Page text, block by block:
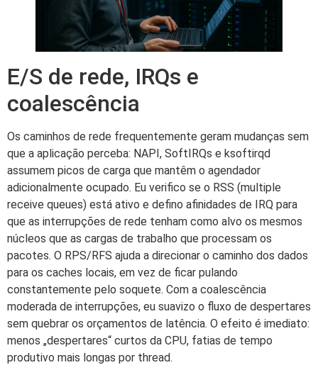
E/S de rede, IRQs e
coalescência
Os caminhos de rede frequentemente geram mudanças sem
que a aplicação perceba: NAPI, SoftIRQs e ksoftirqd
assumem picos de carga que mantêm o agendador
adicionalmente ocupado. Eu verifico se o RSS (multiple
receive queues) está ativo e defino afinidades de IRQ para
que as interrupções de rede tenham como alvo os mesmos
núcleos que as cargas de trabalho que processam os
pacotes. O RPS/RFS ajuda a direcionar o caminho dos dados
para os caches locais, em vez de ficar pulando
constantemente pelo soquete. Com a coalescência
moderada de interrupções, eu suavizo o fluxo de despertares
sem quebrar os orçamentos de latência. O efeito é imediato:
menos „despertares“ curtos da CPU, fatias de tempo
produtivo mais longas por thread.